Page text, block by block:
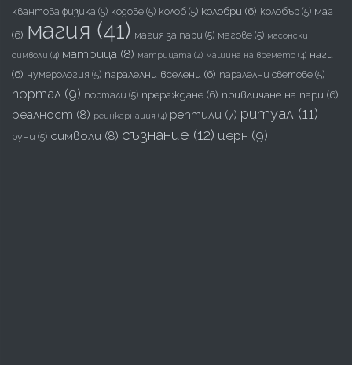
квантова физика (5) кодове (5) колоб (5) колобри (6) колобър (5) маг
(6) магия (41) магия за пари (5) магове (5) масонски
символи (4) матрица (8) матрицата (4) машина на времето (4) наги
(6) нумерология (5) паралелни вселени (6) паралелни светове (5)
портал (9) портали (5) прераждане (6) привличане на пари (6)
реалност (8) реинкарнация (4) рептили (7) ритуал (11)
руни (5) символи (8) съзнание (12) церн (9)